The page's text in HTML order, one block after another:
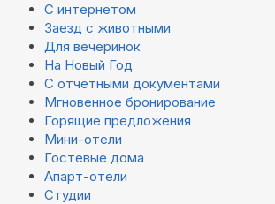
С интернетом
Заезд с животными
Для вечеринок
На Новый Год
С отчётными документами
Мгновенное бронирование
Горящие предложения
Мини-отели
Гостевые дома
Апарт-отели
Студии